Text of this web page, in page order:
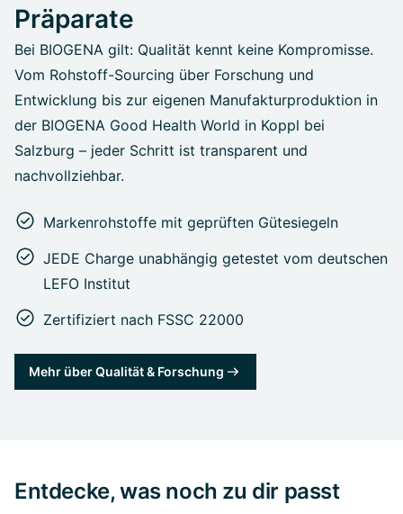
Präparate
Bei BIOGENA gilt: Qualität kennt keine Kompromisse.
Vom Rohstoff-Sourcing über Forschung und
Entwicklung bis zur eigenen Manufakturproduktion in
der BIOGENA Good Health World in Koppl bei
Salzburg – jeder Schritt ist transparent und
nachvollziehbar.
Markenrohstoffe mit geprüften Gütesiegeln
JEDE Charge unabhängig getestet vom deutschen
LEFO Institut
Zertifiziert nach FSSC 22000
Mehr über Qualität & Forschung
Entdecke, was noch zu dir passt